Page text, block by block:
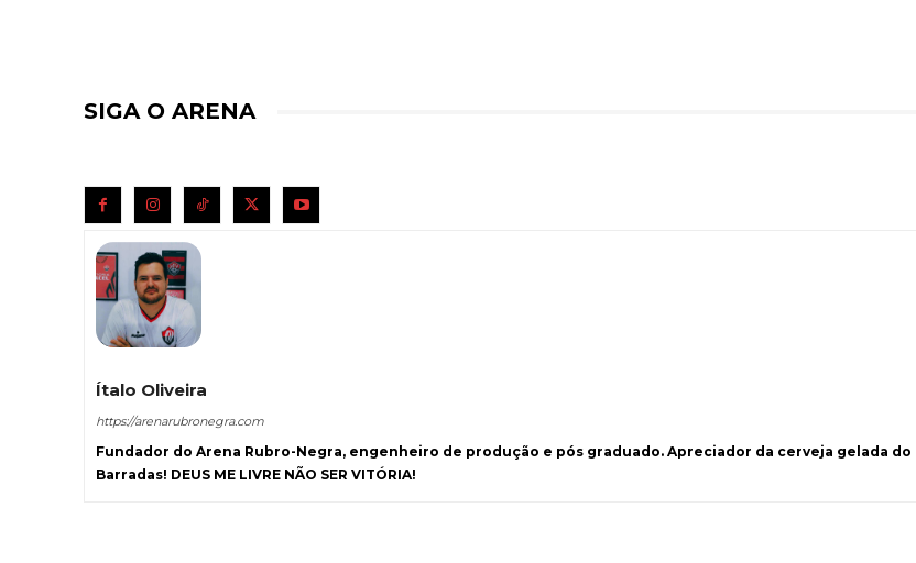
SIGA O ARENA
Ítalo Oliveira
https://arenarubronegra.com
Fundador do Arena Rubro-Negra, engenheiro de produção e pós graduado. Apreciador da cerveja gelada do
Barradas! DEUS ME LIVRE NÃO SER VITÓRIA!